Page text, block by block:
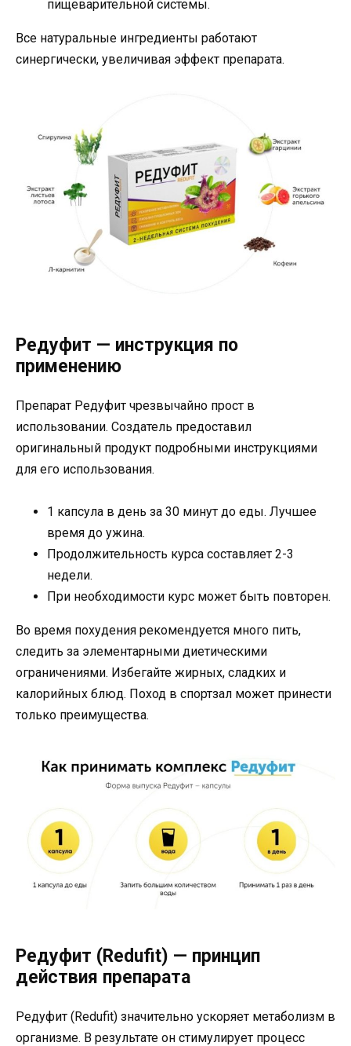
пищеварительной системы.
Все натуральные ингредиенты работают
синергически, увеличивая эффект препарата.
Редуфит — инструкция по
применению
Препарат Редуфит чрезвычайно прост в
использовании. Создатель предоставил
оригинальный продукт подробными инструкциями
для его использования.
1 капсула в день за 30 минут до еды. Лучшее
время до ужина.
Продолжительность курса составляет 2-3
недели.
При необходимости курс может быть повторен.
Во время похудения рекомендуется много пить,
следить за элементарными диетическими
ограничениями. Избегайте жирных, сладких и
калорийных блюд. Поход в спортзал может принести
только преимущества.
Редуфит (Redufit) — принцип
действия препарата
Редуфит (Redufit) значительно ускоряет метаболизм в
организме. В результате он стимулирует процесс